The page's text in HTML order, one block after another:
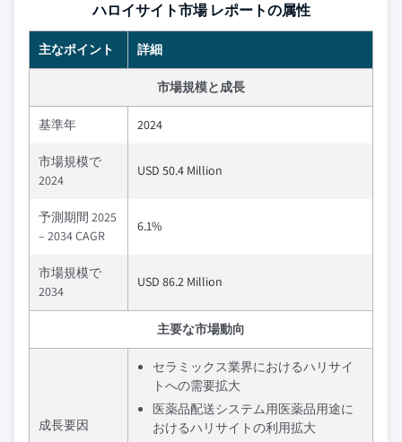
ハロイサイト市場 レポートの属性
主なポイント 詳細
市場規模と成長
基準年 2024
市場規模で
2024
USD 50.4 Million
予測期間 2025
– 2034 CAGR
6.1%
市場規模で
2034
USD 86.2 Million
主要な市場動向
成長要因
セラミックス業界におけるハリサイ
トへの需要拡大
医薬品配送システム用医薬品用途に
おけるハリサイトの利用拡大